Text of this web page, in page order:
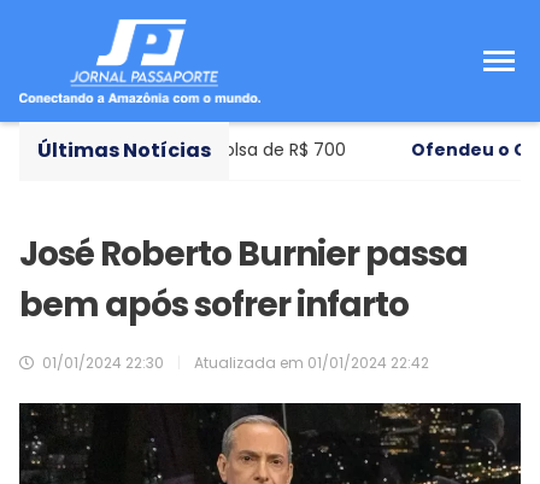
Últimas Notícias
de ensino com bolsa de R$ 700 Ofendeu o
José Roberto Burnier passa
bem após sofrer infarto
01/01/2024 22:30 Atualizada em 01/01/2024 22:42